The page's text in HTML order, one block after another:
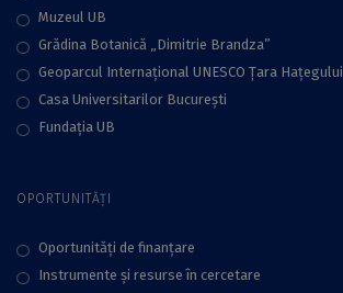
Muzeul UB
Grădina Botanică „Dimitrie Brandza”
Geoparcul Internațional UNESCO Țara Hațegului
Casa Universitarilor București
Fundaţia UB
OPORTUNITĂȚI
Oportunități de finanțare
Instrumente și resurse în cercetare